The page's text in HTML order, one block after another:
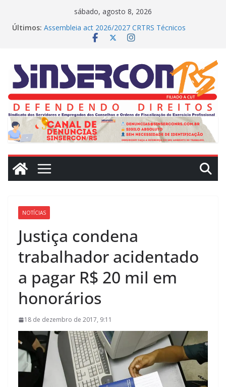
para
sábado, agosto 8, 2026
Últimos: Assembleia act 2026/2027 CRTRS Técnicos
HOJE(22)
Dissídio 2025
PROTESTO JUDICIAL
NOTÍCIAS
Justiça condena
trabalhador acidentado
a pagar R$ 20 mil em
honorários
18 de dezembro de 2017, 9:11